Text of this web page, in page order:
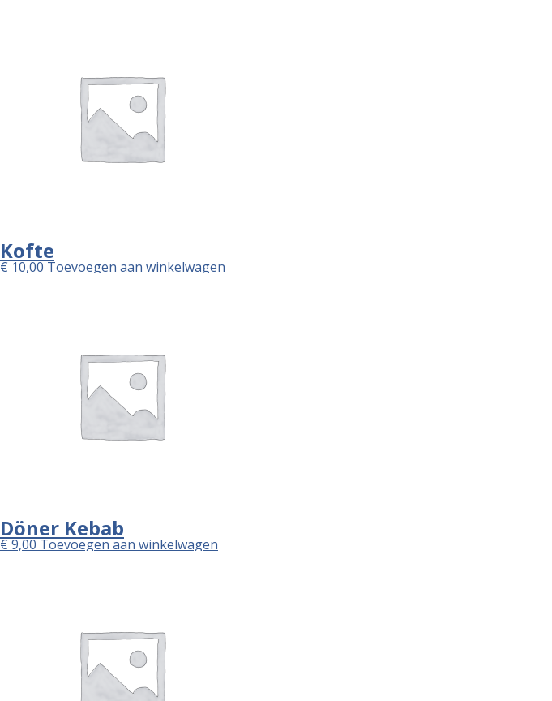
Kofte
€10,00Toevoegen aan winkelwagen
Döner Kebab
€9,00Toevoegen aan winkelwagen